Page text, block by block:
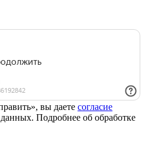
вы даете согласие
Подробнее об обработке